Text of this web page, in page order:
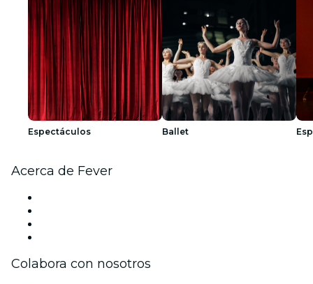
Espectáculos Ballet
Acerca de Fever
Colabora con nosotros